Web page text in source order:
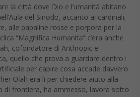
la città dove Dio e l’umanità abitano
del Sinodo, accanto ai cardinali,
alle papaline rosse e porpora per la
“Magnifica Humanita” c’era anche
cofondatore di Anthropic e
quello che prova a guardare dentro i
per capire cosa accade davvero
Olah era lì per chiedere aiuto alla
di frontiera, ha ammesso, lavora sotto